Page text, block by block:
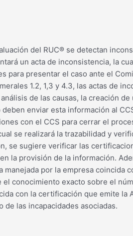
del RUC® se detectan
un acta de inconsistencia, la
para presentar el caso ante el
1.2, 1,3 y 4.3, las actas de
de las causas, la creación de
enviar esta información al
con el CCS para cerrar el
se realizará la trazabilidad y
se sugiere verificar las
la provisión de la información.
por la empresa coincida
el conocimiento exacto sobre el
con la certificación que emite la
las incapacidades asociadas.